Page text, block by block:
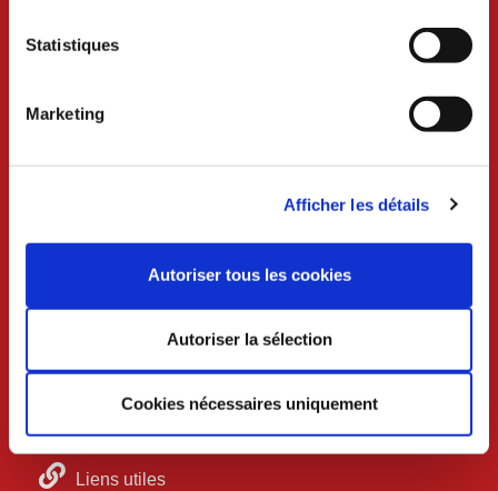
Statistiques
Marketing
Afficher les détails
Autoriser tous les cookies
Autoriser la sélection
Cookies nécessaires uniquement
BP 74 - 53400 CRAON
02 43 06 13 09
Nous contacter
Lundi au mercredi 8h30-12h et 13h30-18h
Jeudi 8h30-12h
Samedi 9h-12h (uniquement sur rdv)
Services techniques /urbanisme
Jeudi 8h30-12h
Vendredi 8h30-12h et 13h30-17h
Liens utiles